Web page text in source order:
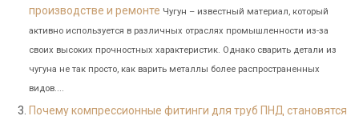
производстве и ремонте Чугун – известный материал, который
активно используется в различных отраслях промышленности из-за
своих высоких прочностных характеристик. Однако сварить детали из
чугуна не так просто, как варить металлы более распространенных
видов....
Почему компрессионные фитинги для труб ПНД становятся